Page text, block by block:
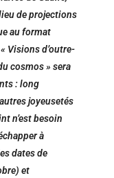
de projections
au format
Visions d’outre-
cosmos » sera
: long
joyeusetés
n’est besoin
à
dates de
et